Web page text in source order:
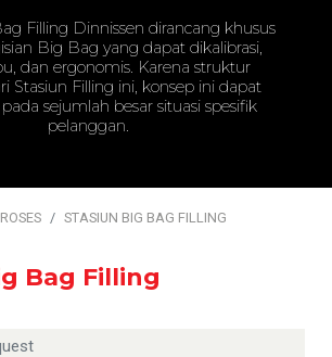
Filling Dinnissen dirancang khusus
Big Bag yang dapat dikalibrasi,
dan ergonomis. Karena struktur
Stasiun Filling ini, konsep ini dapat
sejumlah besar situasi spesifik
pelanggan.
STASIUN BIG BAG FILLING
Bag Filling